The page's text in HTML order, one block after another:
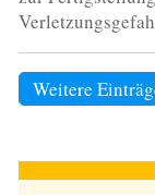
Weitere